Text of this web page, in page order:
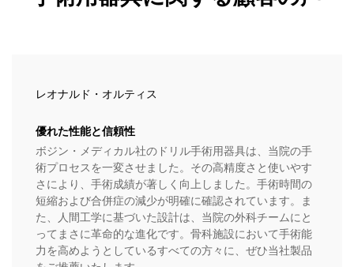
レオナルド・オルティス
優れた性能と信頼性
ボジン・メディカル社のドリル手術用器具は、当院の手
術プロセスを一変させました。その高精度さと使いやす
さにより、手術成績が著しく向上しました。手術時間の
短縮および合併症の減少が明確に確認されています。ま
た、人間工学に基づいた設計は、当院の外科チームにと
ってまさに革命的な進化です。骨科施設において手術能
力を高めようとしているすべての方々に、ぜひ当社製品